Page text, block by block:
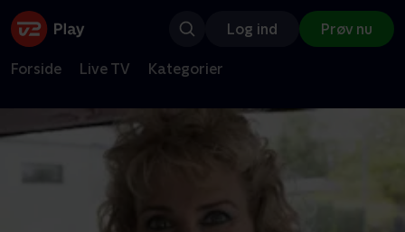
Log ind Prøv nu
Forside Live TV Kategorier